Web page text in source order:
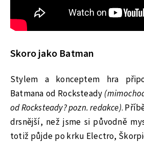
Skoro jako Batman
Stylem a konceptem hra
Batmana od Rocksteady
od Rocksteady? pozn. redakce).
drsnější, než jsme si původně
totiž půjde po krku Electro,